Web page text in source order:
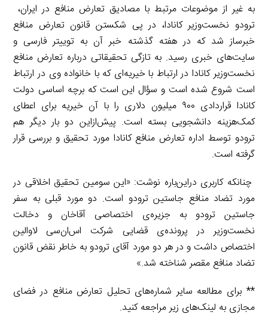
به غیر از موضوعات مرتبط با مصادیق تعارض منافع در ایران،‌
ترودو نخست‌وزیر کانادا، در پی شکستن قانون تعارض منافع
خبرساز شد که در هفته گذشته خبر آن به توییتر فارسی و
سایت‌های خبری رسید. به تازگی تحقیقاتی درباره تعارض منافع
نخست‌وزیر کانادا در ارتباط با خیریه‌ای که با خانواده وی در ارتباط
است شروع شده است و سؤال این است که برچه اساسی دولت
کانادا قراردادی ۹۰۰ میلیون دلاری را با آن خیریه برای اعطای
کمک‌هزینه دانشجویی بسته است. پیش‌ازاین دو بار دیگر هم
ترودو توسط اداره تعارض منافع کانادا مورد تحقیق و بررسی قرار
گرفته است.
چنانکه کاربری دراین‌باره نوشت: «این سومین تحقیق اخلاقی در
مورد تضاد منافع جاستین ترودو است. دو مورد قبلی به سفر
جاستین ترودو به جزیره‌ی اختصاصی آقاخان و دخالت
نخست‌وزیر در پرونده‌ی قضایی شرکت اس‌ان‌سی لاوالین
اختصاص داشت و در هر دو مورد آقای ترودو به خاطر نقض قانون
تضاد منافع مقصر شناخته شد.»
** برای مطالعه سایر شماره‌های تحلیل تعارض منافع در فضای
مجازی به لینک‌های زیر مراجعه کنید.